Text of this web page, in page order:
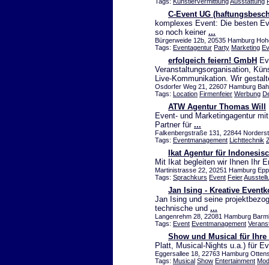
C-Event UG
komplexes Event: Die besten
so noch keiner ...
Bürgerweide 12b, 20535 Hamburg
Tags: Eventagentur Party Marketing
erfolgeich feiern! GmbH
Veranstaltungsorganisation,
Live-Kommunikation. Wir
Osdorfer Weg 21, 22607 Hamburg
Tags: Location Firmenfeier Werbung
ATW Agentur Thomas Will
Event- und Marketingagentur
Partner für ...
Falkenbergstraße 131, 22844
Tags: Eventmanagement Lichttechnik
Ikat Agentur für
Mit Ikat begleiten wir Ihnen Ihr
Martinistrasse 22, 20251 Hamburg
Tags: Sprachkurs Event Feier
Jan Ising - Kreative
Jan Ising und seine
technische und ...
Langenrehm 28, 22081 Hamburg
Tags: Event Eventmanagement
Show und Musical für Ihre
Platt, Musical-Nights u.a.) für
Eggersallee 18, 22763 Hamburg
Tags: Musical Show Entertainment